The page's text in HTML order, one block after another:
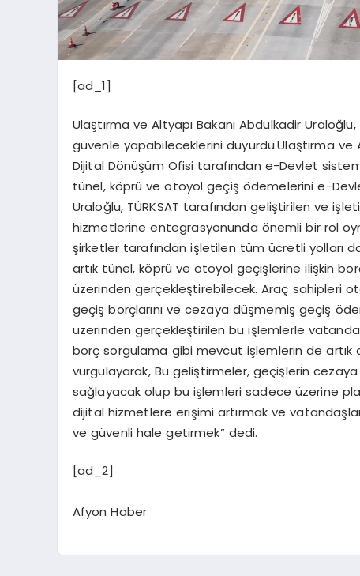
[ad_1]
Ulaştırma ve Altyapı Bakanı Abdulkadir
güvenle yapabileceklerini duyurdu.Ulaştırma ve
Dijital Dönüşüm Ofisi tarafından e-Devlet
tünel, köprü ve otoyol geçiş ödemelerini e-
Uraloğlu, TÜRKSAT tarafından geliştirilen ve
hizmetlerine entegrasyonunda önemli bir rol
şirketler tarafından işletilen tüm ücretli yolları
artık tünel, köprü ve otoyol geçişlerine ilişkin
üzerinden gerçekleştirebilecek. Araç sahipleri
geçiş borçlarını ve cezaya düşmemiş geçiş
üzerinden gerçekleştirilen bu işlemlerle
borç sorgulama gibi mevcut işlemlerin de artık
vurgulayarak, Bu geliştirmeler, geçişlerin
sağlayacak olup bu işlemleri sadece üzerine
dijital hizmetlere erişimi artırmak ve
ve güvenli hale getirmek” dedi.
[ad_2]
Afyon Haber